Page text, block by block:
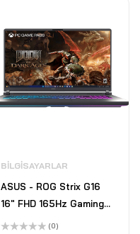
BILGISAYARLAR
ASUS - ROG Strix G16
16" FHD 165Hz Gaming
Laptop - AMD Ryzen 9
(0)